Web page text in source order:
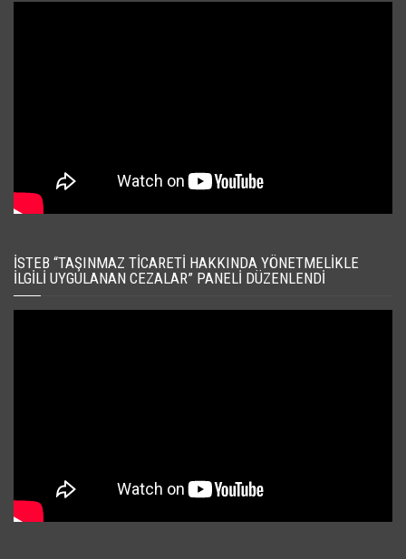
İSTEB “TAŞINMAZ TICARETI HAKKINDA YÖNETMELIKLE
İLGILI UYGULANAN CEZALAR” PANELI DÜZENLENDI